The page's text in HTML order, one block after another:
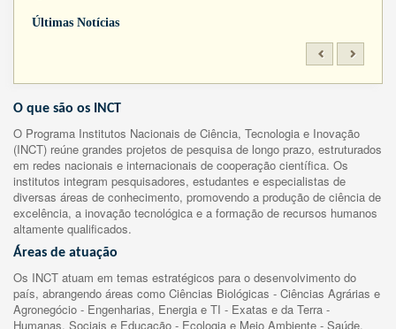
Últimas Notícias
O que são os INCT
O Programa Institutos Nacionais de Ciência, Tecnologia e Inovação
(INCT) reúne grandes projetos de pesquisa de longo prazo, estruturados
em redes nacionais e internacionais de cooperação científica. Os
institutos integram pesquisadores, estudantes e especialistas de
diversas áreas de conhecimento, promovendo a produção de ciência de
excelência, a inovação tecnológica e a formação de recursos humanos
altamente qualificados.
Áreas de atuação
Os INCT atuam em temas estratégicos para o desenvolvimento do
país, abrangendo áreas como Ciências Biológicas - Ciências Agrárias e
Agronegócio - Engenharias, Energia e TI - Exatas e da Terra -
Humanas, Sociais e Educação - Ecologia e Meio Ambiente - Saúde.